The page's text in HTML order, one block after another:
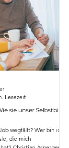
sie unser Selbstbild
wegfällt? Wer bin ich,
die mich
Lesezeit